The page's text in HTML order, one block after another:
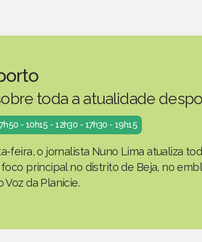
toda a atualidade
- 10h15 - 12h30 - 17h30 - 19h15
feira, o jornalista Nuno Lima atualiza
principal no distrito de Beja, no
Voz da Planície.